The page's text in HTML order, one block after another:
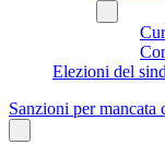
Elezioni del
Sanzioni per mancata